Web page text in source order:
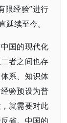
限经验”进行
续至今。
国的现代化
者之间也存
系、知识体
验预设为普
就需要对此
省。中国的